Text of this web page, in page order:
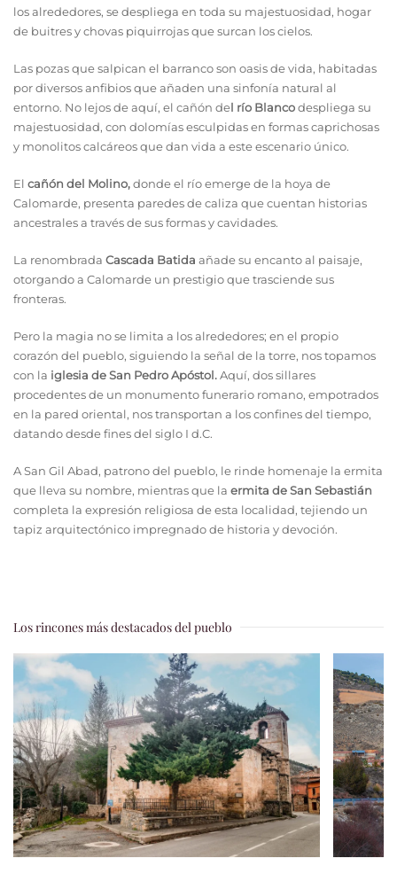
los alrededores, se despliega en toda su majestuosidad, hogar
de buitres y chovas piquirrojas que surcan los cielos.
Las pozas que salpican el barranco son oasis de vida, habitadas
por diversos anfibios que añaden una sinfonía natural al
entorno. No lejos de aquí, el cañón del río Blancodespliega su
majestuosidad, con dolomías esculpidas en formas caprichosas
y monolitos calcáreos que dan vida a este escenario único.
El cañón del Molino,donde el río emerge de la hoya de
Calomarde, presenta paredes de caliza que cuentan historias
ancestrales a través de sus formas y cavidades.
La renombrada Cascada Batida añade su encanto al paisaje,
otorgando a Calomarde un prestigio que trasciende sus
fronteras.
Pero la magia no se limita a los alrededores; en el propio
corazón del pueblo, siguiendo la señal de la torre, nos topamos
con la iglesia de San Pedro Apóstol.Aquí, dos sillares
procedentes de un monumento funerario romano, empotrados
en la pared oriental, nos transportan a los confines del tiempo,
datando desde fines del siglo I d.C.
A San Gil Abad, patrono del pueblo, le rinde homenaje la ermita
que lleva su nombre, mientras que la ermita de San Sebastián
completa la expresión religiosa de esta localidad, tejiendo un
tapiz arquitectónico impregnado de historia y devoción.
Los rincones más destacados del pueblo